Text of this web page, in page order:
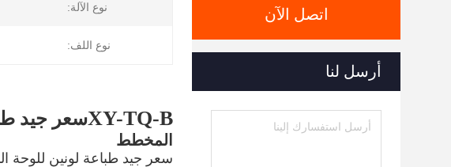
اتصل الآن
أرسل لنا
نوع الآلة:
نوع اللف:
XY-TQ-Bسعر جيد
المخطط
سعر جيد طباعة لونين للوحة